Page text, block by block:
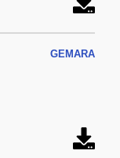
GEMARA